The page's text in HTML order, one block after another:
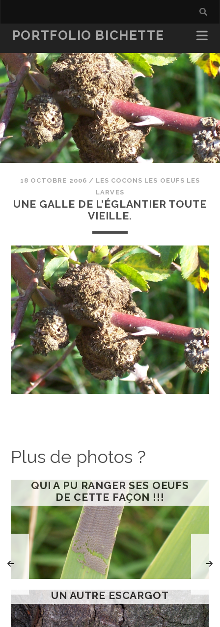
PORTFOLIO BICHETTE
18 OCTOBRE 2006 / LES COCONS LES OEUFS LES
LARVES
UNE GALLE DE L’ÉGLANTIER TOUTE
VIEILLE.
Plus de photos ?
QUI A PU RANGER SES OEUFS
DE CETTE FAÇON !!!
UN AUTRE ESCARGOT